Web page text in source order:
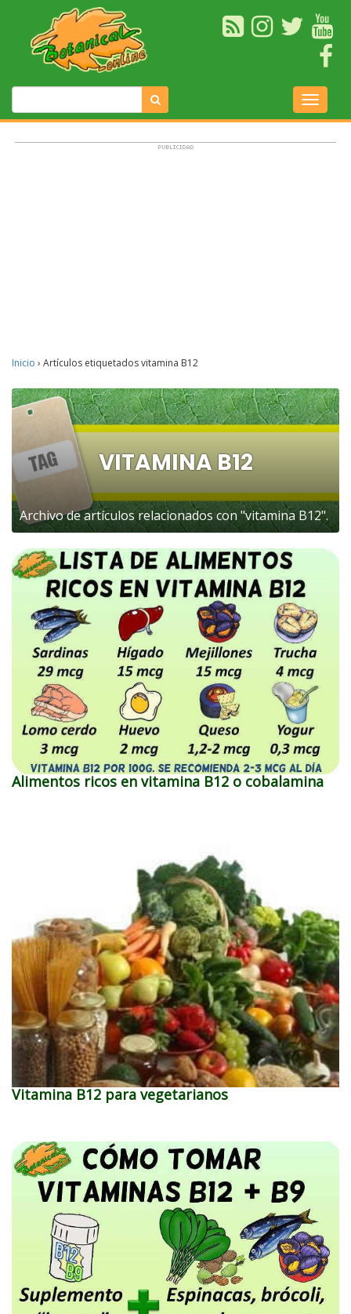
Inicio › Artículos etiquetados vitamina B12
VITAMINA B12
Archivo de artículos relacionados con "vitamina B12".
Alimentos ricos en vitamina B12 o cobalamina
Vitamina B12 para vegetarianos